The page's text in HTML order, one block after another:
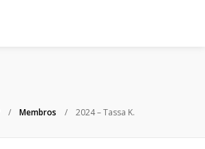
Membros 2024 – Tassa K.